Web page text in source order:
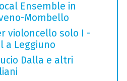
Ensemble in
Mombello
violoncello solo I -
a Leggiuno
Dalla e altri